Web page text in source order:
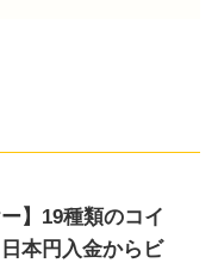
】19種類のコイ
本円入金からビ